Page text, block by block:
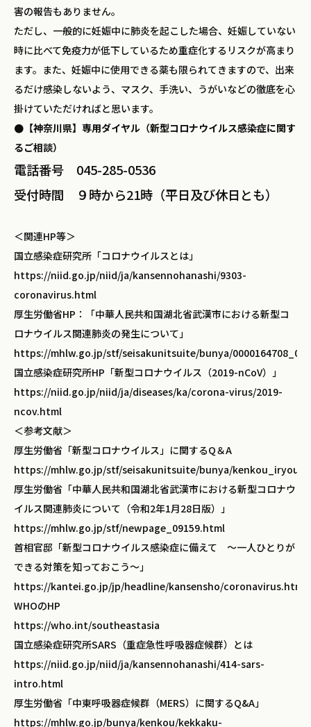
害の報告もありません。
ただし、一般的に妊娠中に肺炎を起こした場合、妊娠していない
時に比べて免疫力が低下しているため重症化するリスクが高まり
ます。また、妊娠中に使用できる薬も限られてきますので、出来
るだけ感染しないよう、マスク、手洗い、うがいなどの徹底を心
掛けていただければと思います。
●【神奈川県】専用ダイヤル（新型コロナウイルス感染症に関す
るご相談）
電話番号 045-285-0536
受付時間 ９時から21時（平日及び休日とも）
＜関連HP等＞
国立感染症研究所「コロナウイルスとは」
https://niid.go.jp/niid/ja/kansennohanashi/9303-
coronavirus.html
厚生労働省HP：「中華人民共和国湖北省武漢市における新型コ
ロナウイルス関連肺炎の発生について」
https://mhlw.go.jp/stf/seisakunitsuite/bunya/
国立感染症研究所HP「新型コロナウイルス（2019-nCoV）」
https://niid.go.jp/niid/ja/diseases/ka/corona-virus/2019-
ncov.html
＜参考文献＞
厚生労働省「新型コロナウイルス」に関するQ＆A
https://mhlw.go.jp/stf/seisakunitsuite/bunya/kenkou_iryou/
厚生労働省「中華人民共和国湖北省武漢市における新型コロナウ
イルス関連肺炎について（令和2年1月28日版）」
https://mhlw.go.jp/stf/newpage_09159.html
首相官邸「新型コロナウイルス感染症に備えて ～一人ひとりが
できる対策を知っておこう～」
https://kantei.go.jp/jp/headline/kansensho/coronavirus.html
WHOのHP
https://who.int/southeastasia
国立感染症研究所SARS（重症急性呼吸器症候群）とは
https://niid.go.jp/niid/ja/kansennohanashi/414-sars-
intro.html
厚生労働省「中東呼吸器症候群（MERS）に関するQ&A」
https://mhlw.go.jp/bunya/kenkou/kekkaku-